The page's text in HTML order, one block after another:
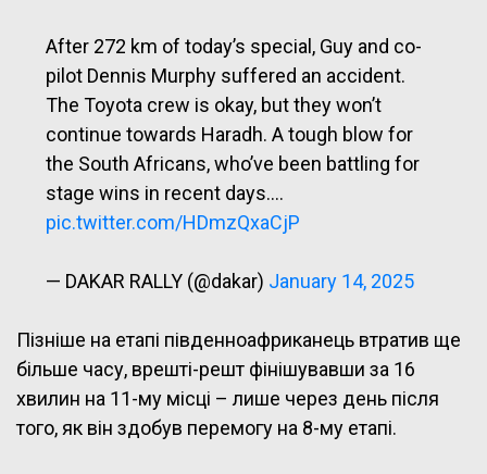
After 272 km of today’s special, Guy and co-
pilot Dennis Murphy suffered an accident.
The Toyota crew is okay, but they won’t
continue towards Haradh. A tough blow for
the South Africans, who’ve been battling for
stage wins in recent days.…
pic.twitter.com/HDmzQxaCjP
— DAKAR RALLY (@dakar) January 14, 2025
Пізніше на етапі південноафриканець втратив ще
більше часу, врешті-решт фінішувавши за 16
хвилин на 11-му місці – лише через день після
того, як він здобув перемогу на 8-му етапі.